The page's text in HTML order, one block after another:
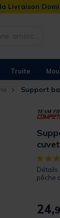
Livraison
Truite
Support
[object
Détails
pêche
24,